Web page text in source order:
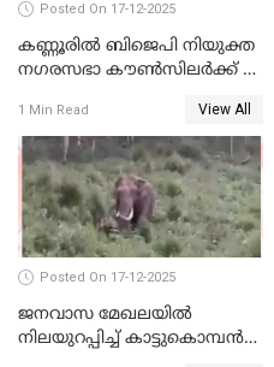
Posted On 17-12-2025
കണ്ണൂരിൽ ബിജെപി നിയുക്ത
നഗരസഭാ കൗൺസിലർക്ക് 36
1 Min Read View All
Posted On 17-12-2025
ജനവാസ മേഖലയില്‍
നിലയുറപ്പിച്ച് കാട്ടുകൊമ്പന്‍